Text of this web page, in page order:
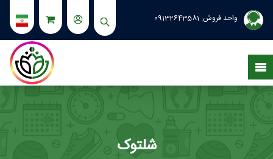
واحد فروش: 09132643581
شلتوک